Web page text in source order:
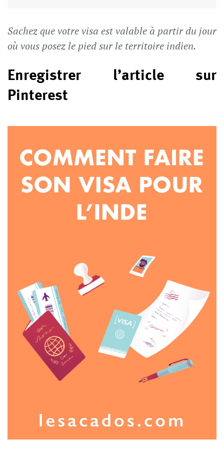
Sachez que votre visa est valable à partir du jour
où vous posez le pied sur le territoire indien.
Enregistrer l’article sur
Pinterest